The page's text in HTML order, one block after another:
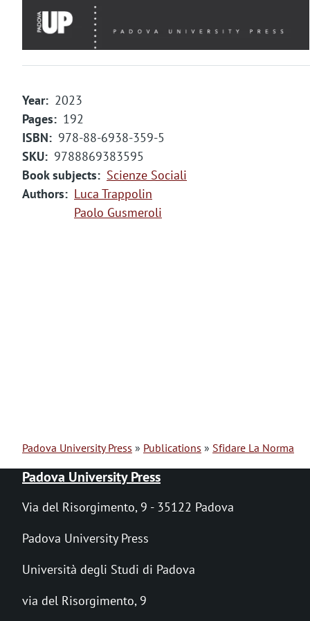
Year
2023
Pages
192
ISBN
978-88-6938-359-5
SKU
9788869383595
Book subjects
Scienze Sociali
Authors
Luca Trappolin
Paolo Gusmeroli
B
r
d
c
Padova University Press Publications Sfidare La Norma
Padova University Press
Via del Risorgimento, 9 - 35122 Padova
Padova University Press
Università degli Studi di Padova
via del Risorgimento, 9